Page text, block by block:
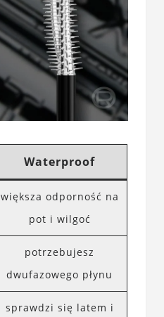
Waterproof
większa odporność na
pot i wilgoć
potrzebujesz
dwufazowego płynu
sprawdzi się latem i